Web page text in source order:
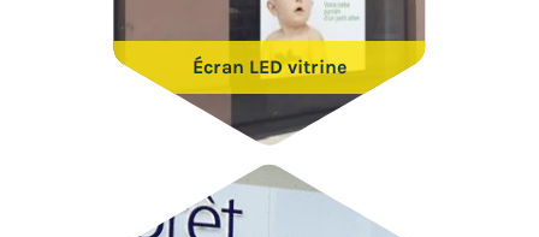
Écran LED vitrine